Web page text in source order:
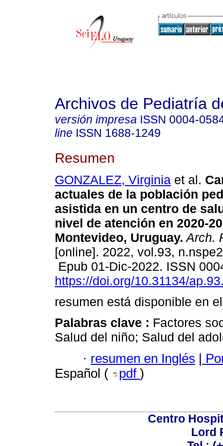
Archivos de Pediatría
versión impresa ISSN 0004-
line ISSN 1688-1249
Resumen
GONZALEZ, Virginia et al.
actuales de la población
asistida en un centro de
nivel de atención en 2020-
Montevideo, Uruguay. Arch.
[online]. 2022, vol.93,
Epub 01-Dic-2022. ISSN
https://doi.org/10.31134/
resumen está disponible en
Palabras clave : Factores
Salud del niño; Salud del
· resumen en Inglés |
Español (
pdf )
Centro
Lord